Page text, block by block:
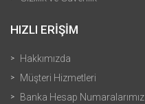
HIZLI ERİŞİM
Hakkımızda
Müşteri Hizmetleri
Banka Hesap Numaralarımız